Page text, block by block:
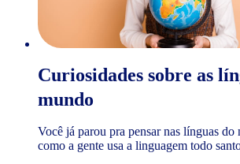
Curiosidades sobre as
mundo
Você já parou pra pensar nas línguas do
como a gente usa a linguagem todo